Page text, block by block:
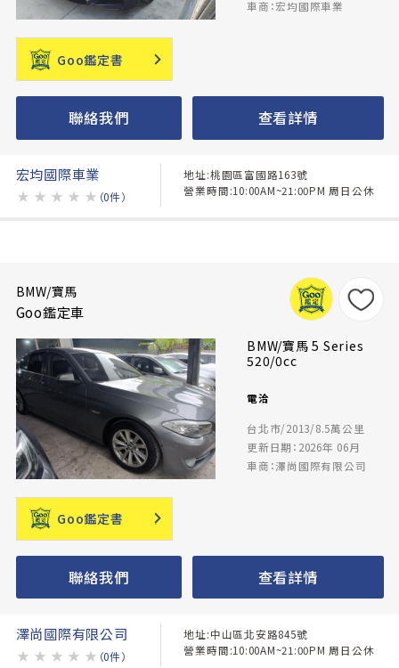
車商：宏均國際車業
Goo鑑定書
聯絡我們 查看詳情
宏均國際車業
★ ★ ★ ★ ★ （0件）
地址:桃園區富國路163號
營業時間:10:00AM~21:00PM 周日公休
BMW/寶馬
Goo鑑定車
BMW/寶馬 5 Series
520/0cc
電洽
台北市/2013/8.5萬公里
更新日期：2026年 06月
車商：澤尚國際有限公司
Goo鑑定書
聯絡我們 查看詳情
澤尚國際有限公司
★ ★ ★ ★ ★ （0件）
地址:中山區北安路845號
營業時間:10:00AM~21:00PM 周日公休